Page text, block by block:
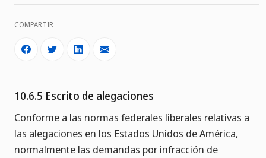
COMPARTIR
10.6.5 Escrito de alegaciones
Conforme a las normas federales liberales relativas a
las alegaciones en los Estados Unidos de América,
normalmente las demandas por infracción de